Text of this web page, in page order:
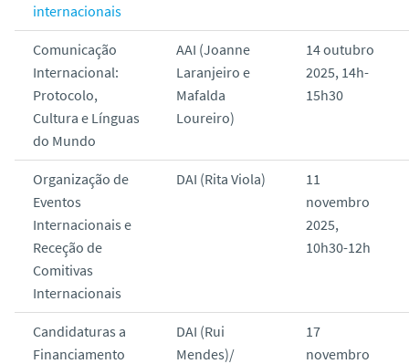
internacionais
Comunicação
Internacional:
Protocolo,
Cultura e Línguas
do Mundo
AAI (Joanne
Laranjeiro e
Mafalda
Loureiro)
14 outubro
2025, 14h-
15h30
Organização de
Eventos
Internacionais e
Receção de
Comitivas
Internacionais
DAI (Rita Viola)
11
novembro
2025,
10h30-12h
Candidaturas a
Financiamento
DAI (Rui
Mendes)/
17
novembro